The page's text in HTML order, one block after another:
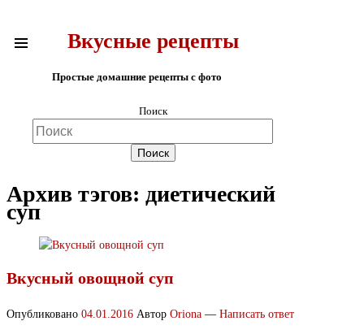
Вкусные рецепты
Простые домашние рецепты с фото
Поиск
Архив тэгов: диетический
суп
Вкусный овощной суп
Опубликовано 04.01.2016 Автор Oriona — Написать ответ